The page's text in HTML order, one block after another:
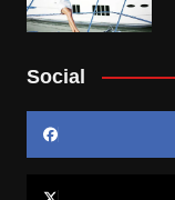
Social